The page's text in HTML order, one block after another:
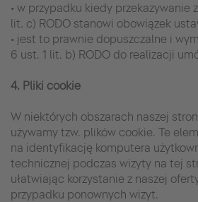
• w przypadku kiedy przekazywanie
lit. c) RODO stanowi obowiązek
• jest to prawnie dopuszczalne i
6 ust. 1 lit. b) RODO do realizacji
4. Pliki cookie
W niektórych obszarach naszej
używamy tzw. plików cookie. Te
na identyfikację komputera
technicznej podczas wizyty na tej
ułatwiając korzystanie z naszej
przypadku ponownych wizyt.